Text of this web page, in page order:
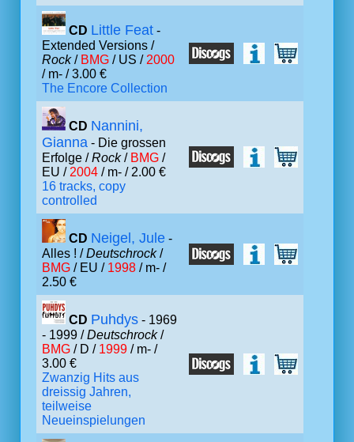
CD Little Feat -
Extended Versions /
Rock/ BMG / US / 2000
/ m- / 3.00 €
The Encore Collection
CD Nannini,
Gianna - Die grossen
Erfolge /Rock/ BMG /
EU / 2004 / m- / 2.00 €
16 tracks, copy
controlled
CD Neigel, Jule -
Alles ! /Deutschrock/
BMG / EU / 1998 / m- /
2.50 €
CD Puhdys - 1969
- 1999 /Deutschrock/
BMG / D / 1999 / m- /
3.00 €
Zwanzig Hits aus
dreissig Jahren,
teilweise
Neueinspielungen